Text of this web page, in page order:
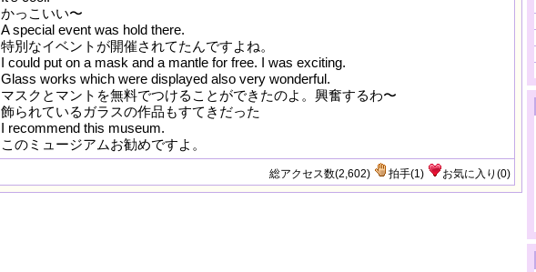
かっこいい〜
A special event was hold there.
特別なイベントが開催されてたんですよね。
I could put on a mask and a mantle for free. I was exciting.
Glass works which were displayed also very wonderful.
マスクとマントを無料でつけることができたのよ。興奮するわ〜
飾られているガラスの作品もすてきだった
I recommend this museum.
このミュージアムお勧めですよ。
総アクセス数(2,602) 拍手(1) お気に入り (0)